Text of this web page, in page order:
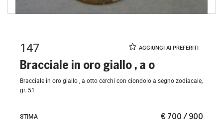
147
Bracciale in oro giallo , a o
Bracciale in oro giallo , a otto cerchi con ciondolo a segno zodiacale,
gr. 51
€ 700 / 900
STIMA